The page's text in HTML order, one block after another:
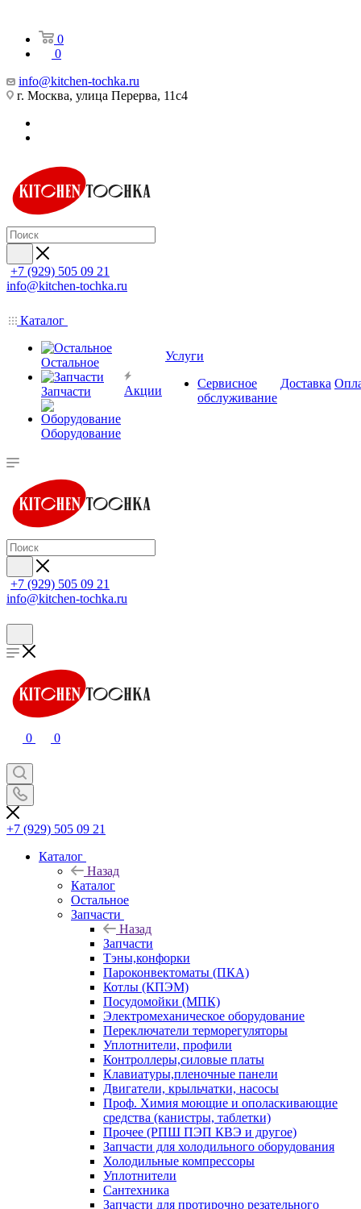
0
0
info@kitchen-tochka.ru
г. Москва, улица Перерва, 11с4
+7 (929) 505 09 21
info@kitchen-tochka.ru
Каталог
Остальное
Запчасти
Оборудование
Акции
Услуги
Сервисное
обслуживание
Доставка
+7 (929) 505 09 21
info@kitchen-tochka.ru
0 0
+7 (929) 505 09 21
Каталог
Назад
Каталог
Остальное
Запчасти
Назад
Запчасти
Тэны,конфорки
Пароконвектоматы (ПКА)
Котлы (КПЭМ)
Посудомойки (МПК)
Электромеханическое оборудование
Переключатели терморегуляторы
Уплотнители, профили
Контроллеры,силовые платы
Клавиатуры,пленочные панели
Двигатели, крыльчатки, насосы
Проф. Химия моющие и ополаскивающие
средства (канистры, таблетки)
Прочее (РПШ ПЭП КВЭ и другое)
Запчасти для холодильного оборудования
Холодильные компрессоры
Уплотнители
Сантехника
Запчасти для протирочно резательного